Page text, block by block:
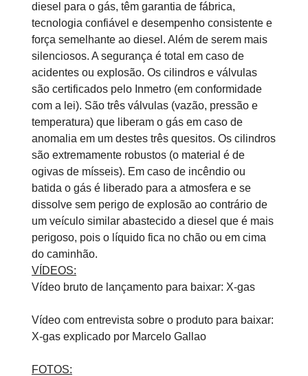
diesel para o gás, têm garantia de fábrica,
tecnologia confiável e desempenho consistente e
força semelhante ao diesel. Além de serem mais
silenciosos. A segurança é total em caso de
acidentes ou explosão. Os cilindros e válvulas
são certificados pelo Inmetro (em conformidade
com a lei). São três válvulas (vazão, pressão e
temperatura) que liberam o gás em caso de
anomalia em um destes três quesitos. Os cilindros
são extremamente robustos (o material é de
ogivas de mísseis). Em caso de incêndio ou
batida o gás é liberado para a atmosfera e se
dissolve sem perigo de explosão ao contrário de
um veículo similar abastecido a diesel que é mais
perigoso, pois o líquido fica no chão ou em cima
do caminhão.
VÍDEOS:
Vídeo bruto de lançamento para baixar: X-gas
Vídeo com entrevista sobre o produto para baixar:
X-gas explicado por Marcelo Gallao
FOTOS: